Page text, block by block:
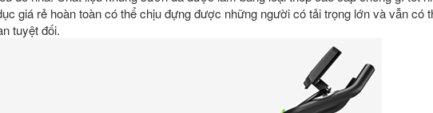
giá rẻ hoàn toàn có thể chịu đựng được những người có tải trọng lớn và vẫn có
tuyệt đối.